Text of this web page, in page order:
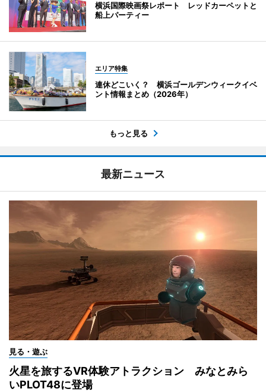
横浜国際映画祭レポート レッドカーペットと
船上パーティー
エリア特集
連休どこいく？ 横浜ゴールデンウィークイベ
ント情報まとめ（2026年）
もっと見る
最新ニュース
見る・遊ぶ
火星を旅するVR体験アトラクション みなとみら
いPLOT48に登場